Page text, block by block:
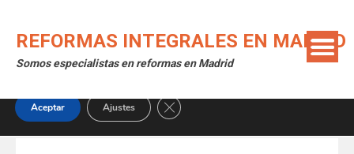
content
REFORMAS INTEGRALES EN MADRID
Somos especialistas en reformas en Madrid
nuestra web.
Puedes aprender más sobre qué cookies utilizamos o
desactivarlas en losajustes.
Aceptar Ajustes Close GDPR Cookie Banner